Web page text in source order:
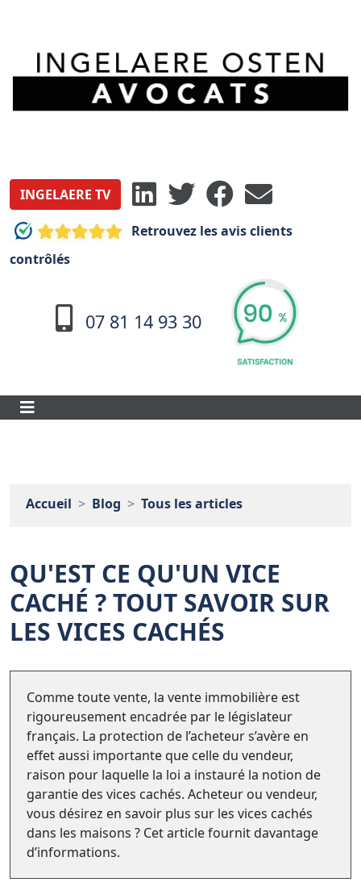
INGELAERE TV
Retrouvez les avis clients
contrôlés
07 81 14 93 30
Accueil Blog Tous les articles
QU'EST CE QU'UN VICE
CACHÉ ? TOUT SAVOIR SUR
LES VICES CACHÉS
Comme toute vente, la vente immobilière est
rigoureusement encadrée par le législateur
français. La protection de l’acheteur s’avère en
effet aussi importante que celle du vendeur,
raison pour laquelle la loi a instauré la notion de
garantie des vices cachés. Acheteur ou vendeur,
vous désirez en savoir plus sur les vices cachés
dans les maisons ? Cet article fournit davantage
d’informations.